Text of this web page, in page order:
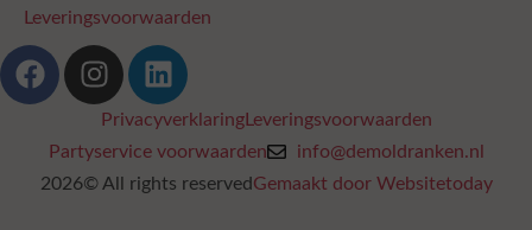
Leveringsvoorwaarden
PrivacyverklaringLeveringsvoorwaarden
Partyservice voorwaarden
info@demoldranken.nl
2026© All rights reserved Gemaakt door Websitetoday